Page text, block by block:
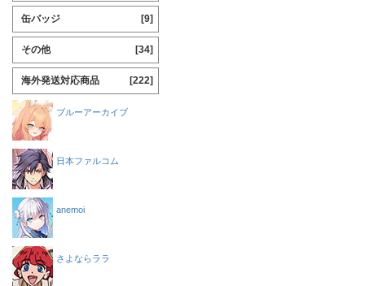
缶バッジ [9]
その他 [34]
海外発送対応商品 [222]
ブルーアーカイブ
日本ファルコム
anemoi
さよならララ